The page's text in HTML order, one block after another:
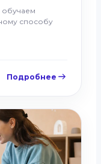
способу
Подробнее